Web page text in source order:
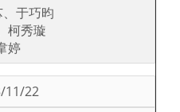
于巧昀
柯秀璇
婷
11/22